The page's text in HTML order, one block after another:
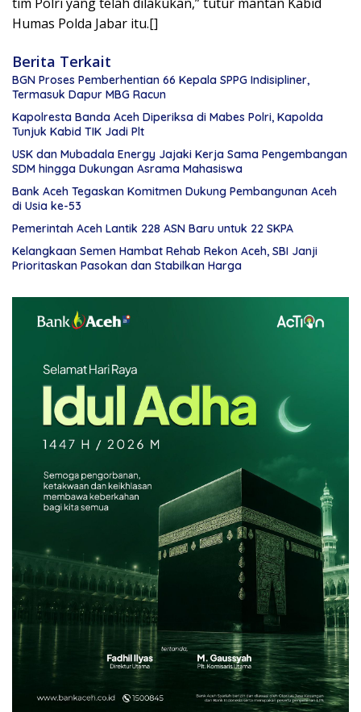
Humas Polda Jabar itu.[]
Berita Terkait
BGN Proses Pemberhentian 66 Kepala SPPG Indisipliner,
Termasuk Dapur MBG Racun
Kapolresta Banda Aceh Diperiksa di Mabes Polri, Kapolda
Tunjuk Kabid TIK Jadi Plt
USK dan Mubadala Energy Jajaki Kerja Sama Pengembangan
SDM hingga Dukungan Asrama Mahasiswa
Bank Aceh Tegaskan Komitmen Dukung Pembangunan Aceh
di Usia ke-53
Pemerintah Aceh Lantik 228 ASN Baru untuk 22 SKPA
Kelangkaan Semen Hambat Rehab Rekon Aceh, SBI Janji
Prioritaskan Pasokan dan Stabilkan Harga